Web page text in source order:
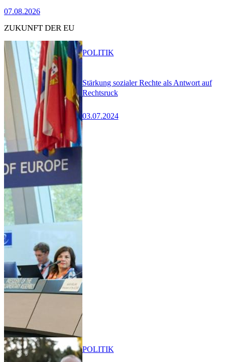
07.08.2026
ZUKUNFT DER EU
Stärkung sozialer Rechte als Antwort auf
Rechtsruck
03.07.2024
POLITIK
POLITIK